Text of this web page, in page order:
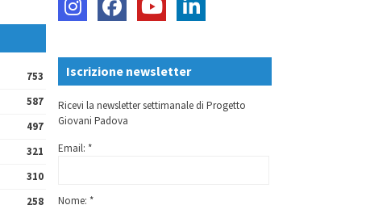
753
587
497
321
310
258
Iscrizione newsletter
Ricevi la newsletter settimanale di Progetto
Giovani Padova
Email: *
Nome: *